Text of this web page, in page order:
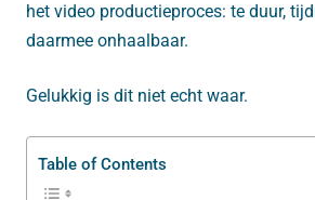
het video productieproces: te duur,
daarmee onhaalbaar.
Gelukkig is dit niet echt waar.
Table of Contents